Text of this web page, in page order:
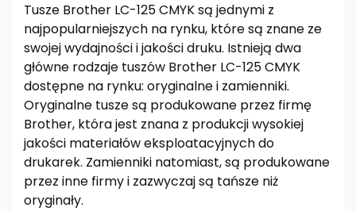
Tusze Brother LC-125 CMYK są jednymi z
najpopularniejszych na rynku, które są znane ze
swojej wydajności i jakości druku. Istnieją dwa
główne rodzaje tuszów Brother LC-125 CMYK
dostępne na rynku: oryginalne i zamienniki.
Oryginalne tusze są produkowane przez firmę
Brother, która jest znana z produkcji wysokiej
jakości materiałów eksploatacyjnych do
drukarek. Zamienniki natomiast, są produkowane
przez inne firmy i zazwyczaj są tańsze niż
oryginały.